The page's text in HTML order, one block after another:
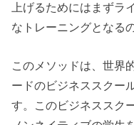
上げるためにはまずラ
なトレーニングとなる
このメソッドは、世界
ードのビジネススクー
す。このビジネススク